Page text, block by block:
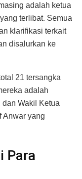
adalah ketua
terlibat. Semua
klarifikasi terkait
disalurkan ke
21 tersangka
adalah
Wakil Ketua
Anwar yang
Para